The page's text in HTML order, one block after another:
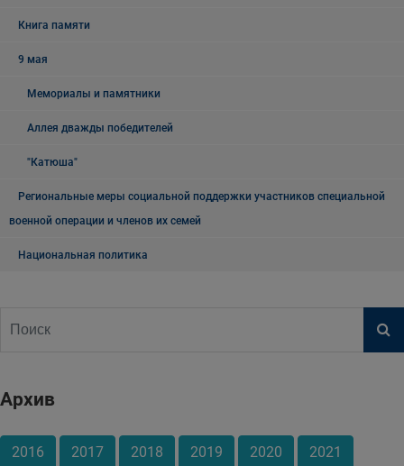
Книга памяти
9 мая
Мемориалы и памятники
Аллея дважды победителей
"Катюша"
Региональные меры социальной поддержки участников специальной
военной операции и членов их семей
Национальная политика
Архив
2016 2017 2018 2019 2020 2021